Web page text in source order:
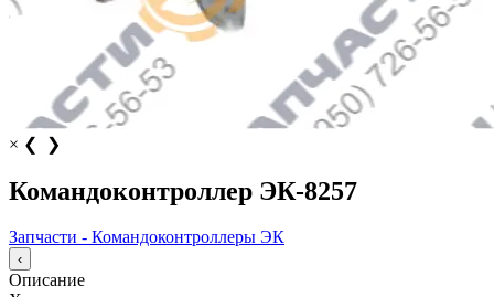
× ❮ ❯
Командоконтроллер ЭК-8257
Запчасти - Командоконтроллеры ЭК
‹
Описание